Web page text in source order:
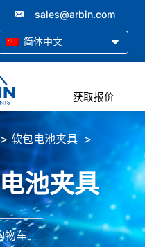
sales@arbin.com
简体中文
获取报价
软包电池夹具
池夹具
物车